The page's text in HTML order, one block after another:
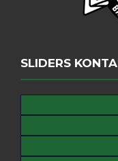
SLIDERS